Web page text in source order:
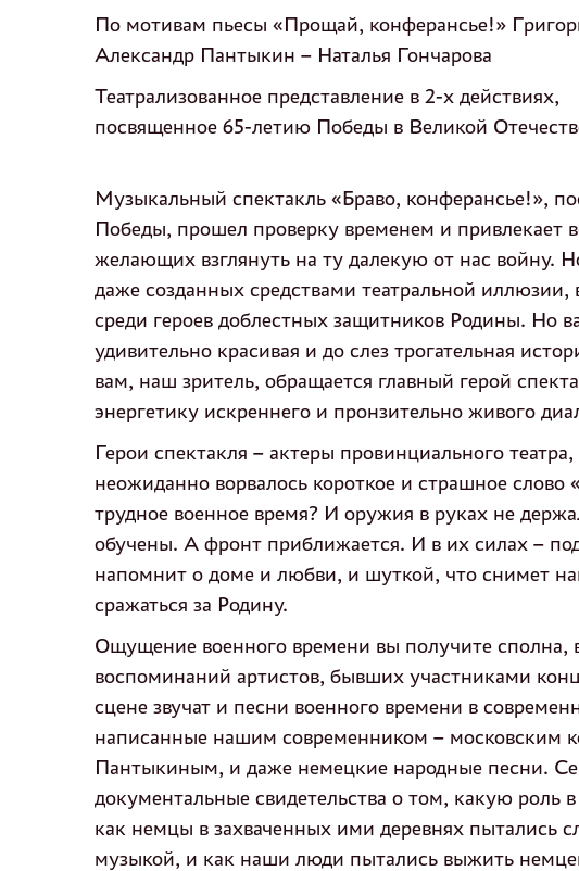
По мотивам пьесы «Прощай, конферансье!»
Александр Пантыкин – Наталья Гончарова
Театрализованное представление в 2-х действиях,
посвященное 65-летию Победы в Великой
Музыкальный спектакль «Браво, конферансье!»,
Победы, прошел проверку временем и привлекает
желающих взглянуть на ту далекую от нас войну.
даже созданных средствами театральной иллюзии,
среди героев доблестных защитников Родины. Но
удивительно красивая и до слез трогательная
вам, наш зритель, обращается главный герой
энергетику искреннего и пронзительно живого
Герои спектакля – актеры провинциального
неожиданно ворвалось короткое и страшное
трудное военное время? И оружия в руках не
обучены. А фронт приближается. И в их силах –
напомнит о доме и любви, и шуткой, что снимет
сражаться за Родину.
Ощущение военного времени вы получите сполна,
воспоминаний артистов, бывших участниками
сцене звучат и песни военного времени в
написанные нашим современником – московским
Пантыкиным, и даже немецкие народные песни.
документальные свидетельства о том, какую
как немцы в захваченных ими деревнях пытались
музыкой, и как наши люди пытались выжить